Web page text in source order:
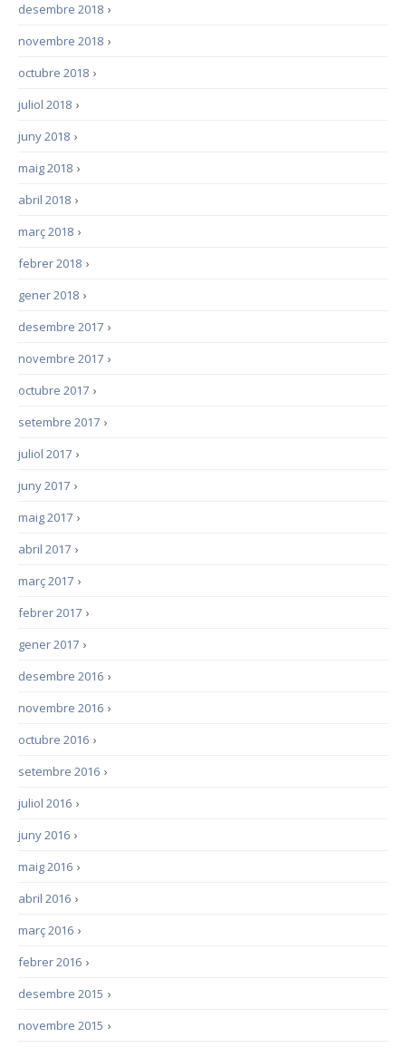
›
desembre 2018
›
novembre 2018
›
octubre 2018
›
juliol 2018
›
juny 2018
›
maig 2018
›
abril 2018
›
març 2018
›
febrer 2018
›
gener 2018
›
desembre 2017
›
novembre 2017
›
octubre 2017
›
setembre 2017
›
juliol 2017
›
juny 2017
›
maig 2017
›
abril 2017
›
març 2017
›
febrer 2017
›
gener 2017
›
desembre 2016
›
novembre 2016
›
octubre 2016
›
setembre 2016
›
juliol 2016
›
juny 2016
›
maig 2016
›
abril 2016
›
març 2016
›
febrer 2016
›
desembre 2015
›
novembre 2015